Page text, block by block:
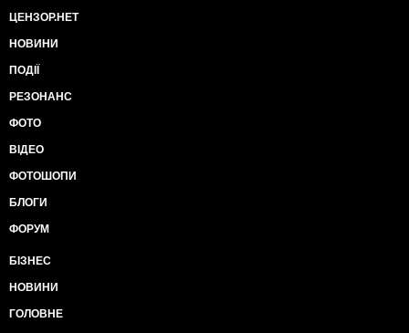
ЦЕНЗОР.НЕТ
НОВИНИ
ПОДІЇ
РЕЗОНАНС
ФОТО
ВІДЕО
ФОТОШОПИ
БЛОГИ
ФОРУМ
БІЗНЕС
НОВИНИ
ГОЛОВНЕ